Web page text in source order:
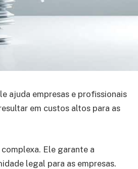
ajuda empresas e profissionais
em custos altos para as
Ele garante a
legal para as empresas.